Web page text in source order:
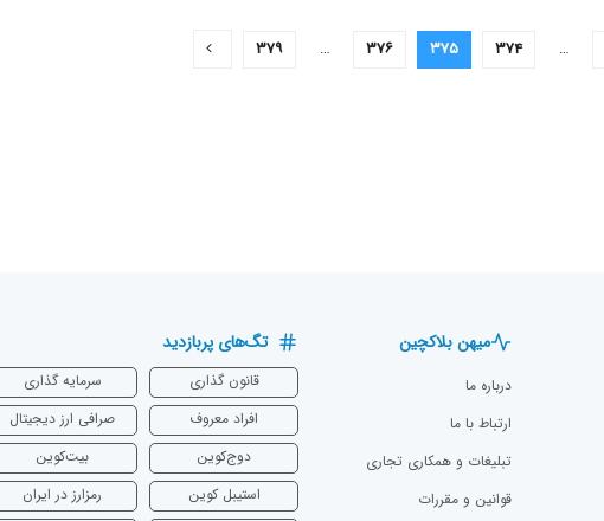
… ۳۷۴ ۳۷۵ ۳۷۶ … ۳۷۹
میهن بلاکچین
درباره ما
ارتباط با ما
تبلیغات و همکاری تجاری
قوانین و مقررات
تگ‌های پربازدید
قانون گذاری
سرمایه‌ گذاری
افراد معروف
صرافی ارز دیجیتال
دوج‌کوین
بیت‌کوین
استیبل کوین
رمزارز در ایران